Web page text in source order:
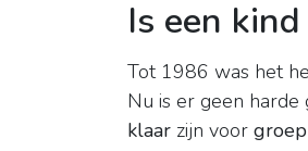
Is een
Tot 1986 was het
Nu is er geen
klaar zijn voor